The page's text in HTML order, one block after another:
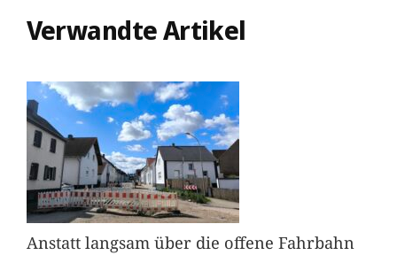
Verwandte Artikel
Anstatt langsam über die offene Fahrbahn